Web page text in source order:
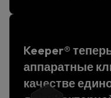
Keeper®
аппаратные
качестве